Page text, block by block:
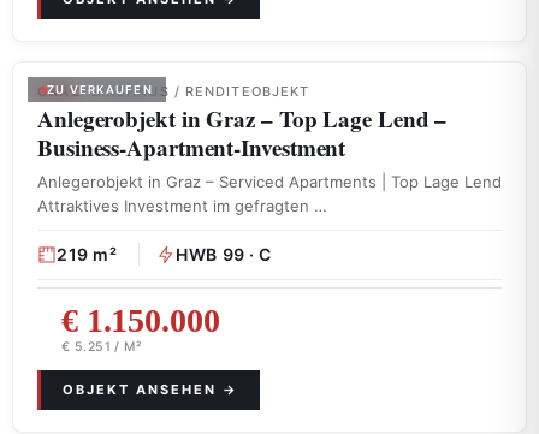
ZU VERKAUFEN
GRAZ· ZINSHAUS / RENDITEOBJEKT
Anlegerobjekt in Graz – Top Lage Lend –
Business-Apartment-Investment
Anlegerobjekt in Graz – Serviced Apartments | Top Lage Lend
Attraktives Investment im gefragten …
219 m² HWB 99 · C
€ 1.150.000
€ 5.251 / M²